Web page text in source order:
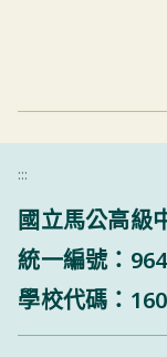
:::
國立馬公高級
統一編號：
學校代碼：